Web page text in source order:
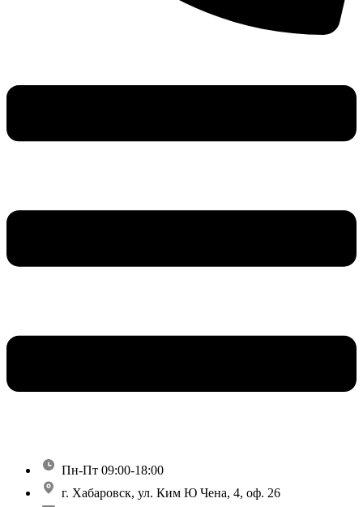
Пн-Пт 09:00-18:00
г. Хабаровск, ул. Ким Ю Чена, 4, оф. 26